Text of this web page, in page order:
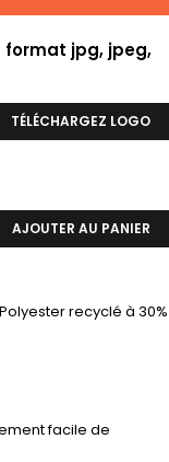
format jpg, jpeg,
TÉLÉCHARGEZ LOGO
AJOUTER AU PANIER
recyclé à 30%
facile de